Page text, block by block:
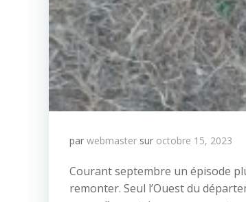
par webmaster sur octobre 15, 2023
Courant septembre un épisode
remonter. Seul l’Ouest du